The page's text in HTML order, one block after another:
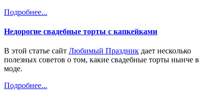
Подробнее...
Недорогие свадебные торты с капкейками
В этой статье сайт Любимый Праздник дает несколько
полезных советов о том, какие свадебные торты нынче в
моде.
Подробнее...